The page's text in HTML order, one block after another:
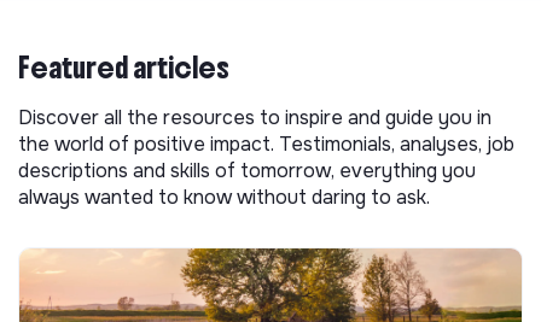
Featured articles
Discover all the resources to inspire and guide you in
the world of positive impact. Testimonials, analyses, job
descriptions and skills of tomorrow, everything you
always wanted to know without daring to ask.